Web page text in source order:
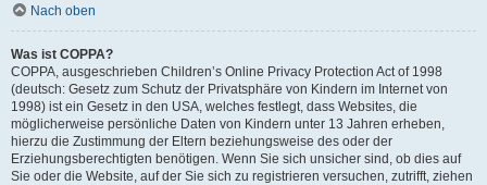
Nach oben
Was ist COPPA?
COPPA, ausgeschrieben Children’s Online Privacy Protection Act of 1998
(deutsch: Gesetz zum Schutz der Privatsphäre von Kindern im Internet von
1998) ist ein Gesetz in den USA, welches festlegt, dass Websites, die
möglicherweise persönliche Daten von Kindern unter 13 Jahren erheben,
hierzu die Zustimmung der Eltern beziehungsweise des oder der
Erziehungsberechtigten benötigen. Wenn Sie sich unsicher sind, ob dies auf
Sie oder die Website, auf der Sie sich zu registrieren versuchen, zutrifft, ziehen